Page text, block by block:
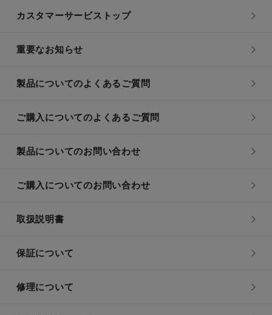
カスタマーサービストップ
重要なお知らせ
製品についてのよくあるご質問
ご購入についてのよくあるご質問
製品についてのお問い合わせ
ご購入についてのお問い合わせ
取扱説明書
保証について
修理について